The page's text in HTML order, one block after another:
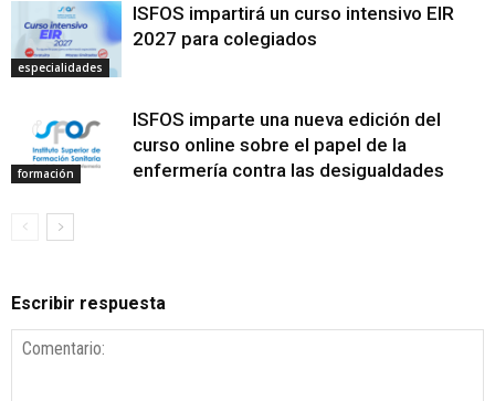
especialidades
ISFOS impartirá un curso intensivo EIR
2027 para colegiados
formación
ISFOS imparte una nueva edición del
curso online sobre el papel de la
enfermería contra las desigualdades
Escribir respuesta